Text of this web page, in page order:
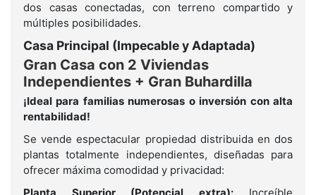
dos casas conectadas, con terreno compartido y
múltiples posibilidades.
Casa Principal (Impecable y Adaptada)
Gran Casa con 2 Viviendas
Independientes + Gran Buhardilla
¡Ideal para familias numerosas o inversión con alta
rentabilidad!
Se vende espectacular propiedad distribuida en dos
plantas totalmente independientes, diseñadas para
ofrecer máxima comodidad y privacidad: